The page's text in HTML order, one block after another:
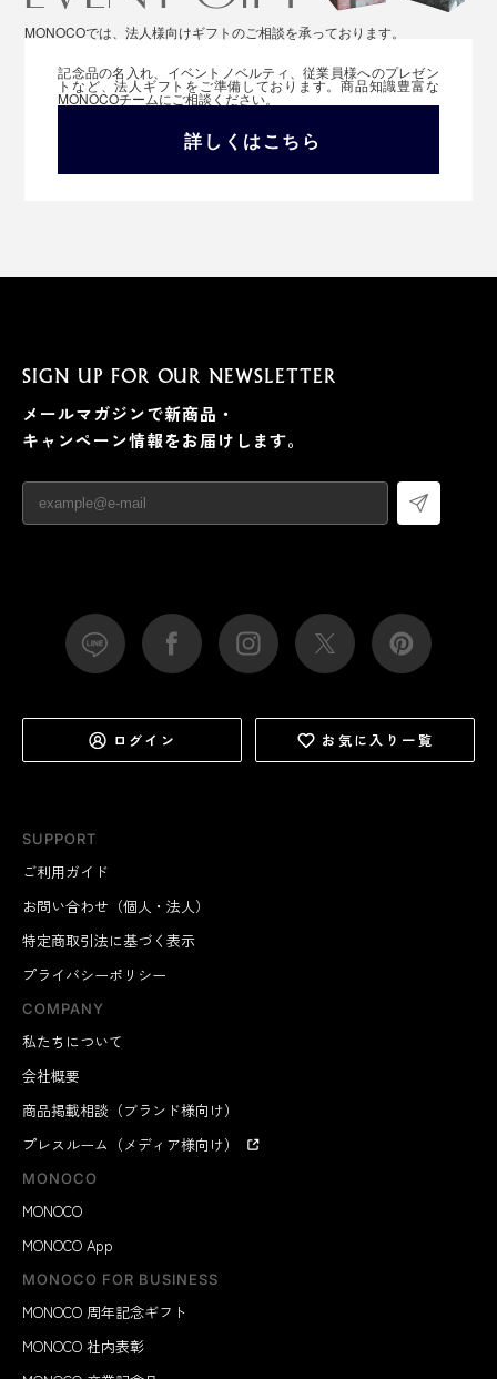
MONOCOでは、法人様向けギフトのご相談を承っております。
記念品の名入れ、イベントノベルティ、従業員様へのプレゼン
トなど、法人ギフトをご準備しております。商品知識豊富な
MONOCOチームにご相談ください。
詳しくはこちら
SUPPORT
ご利用ガイド
お問い合わせ（個人・法人）
特定商取引法に基づく表示
プライバシーポリシー
COMPANY
私たちについて
会社概要
商品掲載相談（ブランド様向け）
プレスルーム（メディア様向け）
MONOCO
MONOCO
MONOCO App
MONOCO FOR BUSINESS
MONOCO 周年記念ギフト
MONOCO 社内表彰
SIGN UP FOR OUR NEWSLETTER
メールマガジンで新商品・
キャンペーン情報をお届けします。
ログイン お気に入り一覧